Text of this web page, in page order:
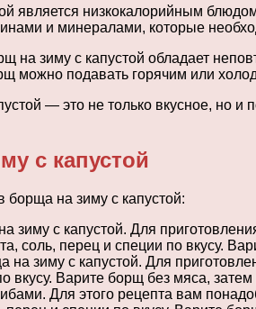
является низкокалорийным
и минералами, которые
на зиму с капустой обладает
можно подавать горячим или
— это не только вкусное, но
с капустой
борща на зиму с капустой:
зиму с капустой. Для
соль, перец и специи по вкусу.
на зиму с капустой. Для
вкусу. Варите борщ без мяса,
Для этого рецепта вам